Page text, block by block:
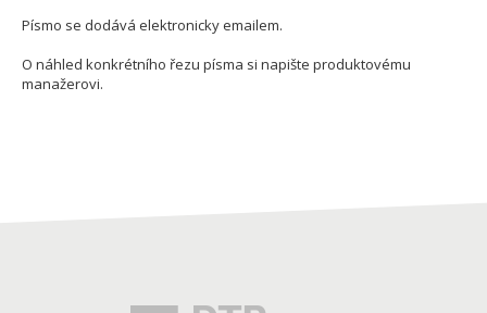
Písmo se dodává elektronicky emailem.
O náhled konkrétního řezu písma si napište produktovému
manažerovi.